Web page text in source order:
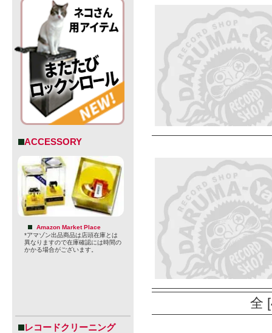
ACCESSORY
Amazon Market Place
*アマゾン出品商品は店頭在庫とは
異なりますので在庫確認には時間の
かかる場合がございます。
レコードクリーニング
全